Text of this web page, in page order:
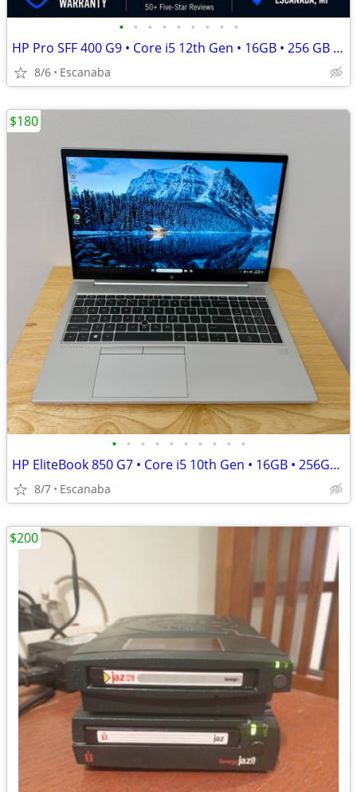
• • • • • • • • •
HP Pro SFF 400 G9 • Core i5 12th Gen • 16GB • 256 GB SSD + 1 TB HDD
8/6 Escanaba
• • • • • • • • • •
HP EliteBook 850 G7 • Core i5 10th Gen • 16GB • 256GB SSD • Win 11 Pro
8/7 Escanaba
$180
$200